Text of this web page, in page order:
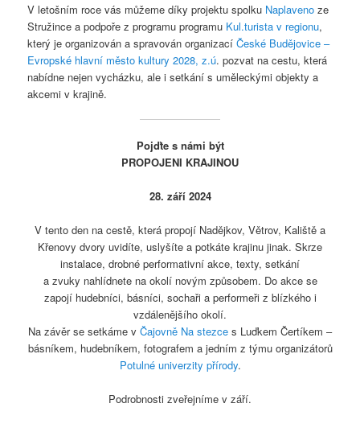
V letošním roce vás můžeme díky projektu spolku Naplavenoze
Stružince a podpoře z programu programu Kul.turista v regionu,
který je organizován a spravován organizacíČeské Budějovice –
Evropské hlavní město kultury 2028, z.ú. pozvat na cestu, která
nabídne nejen vycházku, ale i setkání s uměleckými objekty a
akcemi v krajině.
Pojďte s námi být
PROPOJENI KRAJINOU
28. září 2024
V tento den na cestě, která propojí Nadějkov, Větrov, Kaliště a
Křenovy dvory uvidíte, uslyšíte a potkáte krajinu jinak. Skrze
instalace, drobné performativní akce, texty, setkání
a zvuky nahlídnete na okolí novým způsobem. Do akce se
zapojí hudebníci, básníci, sochaři a performeři z blízkého i
vzdálenějšího okolí.
Na závěr se setkáme v Čajovně Na stezce s Luďkem Čertíkem –
básníkem, hudebníkem, fotografem a jedním z týmu organizátorů
Potulné univerzity přírody.
Podrobnosti zveřejníme v září.